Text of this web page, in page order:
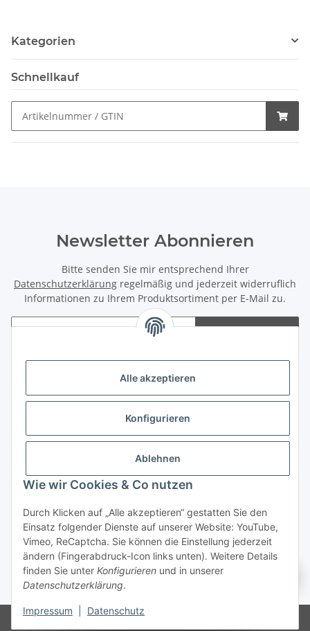
Alle akzeptieren
Konfigurieren
Ablehnen
Wie wir Cookies & Co nutzen
Durch Klicken auf „Alle akzeptieren“ gestatten Sie den
Einsatz folgender Dienste auf unserer Website: YouTube,
Vimeo, ReCaptcha. Sie können die Einstellung jederzeit
ändern (Fingerabdruck-Icon links unten). Weitere Details
finden Sie unter Konfigurieren und in unserer
Datenschutzerklärung.
Impressum Datenschutz
Kategorien
Schnellkauf
Newsletter Abonnieren
Bitte senden Sie mir entsprechend Ihrer
Datenschutzerklärung regelmäßig und jederzeit widerruflich
Informationen zu Ihrem Produktsortiment per E-Mail zu.
Abonnieren
Vertrag widerrufen
* Alle Preise inkl. gesetzlicher USt., zzgl.